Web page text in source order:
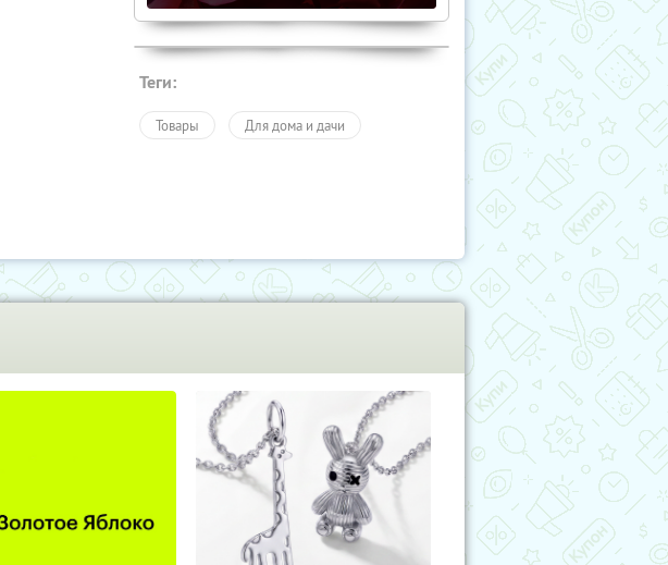
Теги:
Товары Для дома и дачи